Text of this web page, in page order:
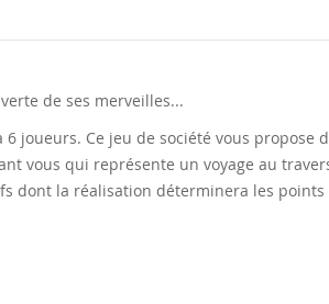
de ses merveilles...
joueurs. Ce jeu de société vous propose
vous qui représente un voyage au
dont la réalisation déterminera les